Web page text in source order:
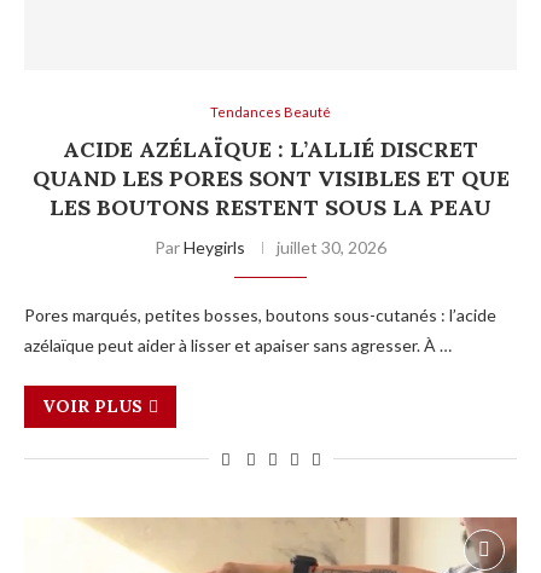
Tendances Beauté
ACIDE AZÉLAÏQUE : L’ALLIÉ DISCRET
QUAND LES PORES SONT VISIBLES ET QUE
LES BOUTONS RESTENT SOUS LA PEAU
ParHeygirls juillet 30, 2026
Pores marqués, petites bosses, boutons sous-cutanés : l’acide
azélaïque peut aider à lisser et apaiser sans agresser. À …
VOIR PLUS